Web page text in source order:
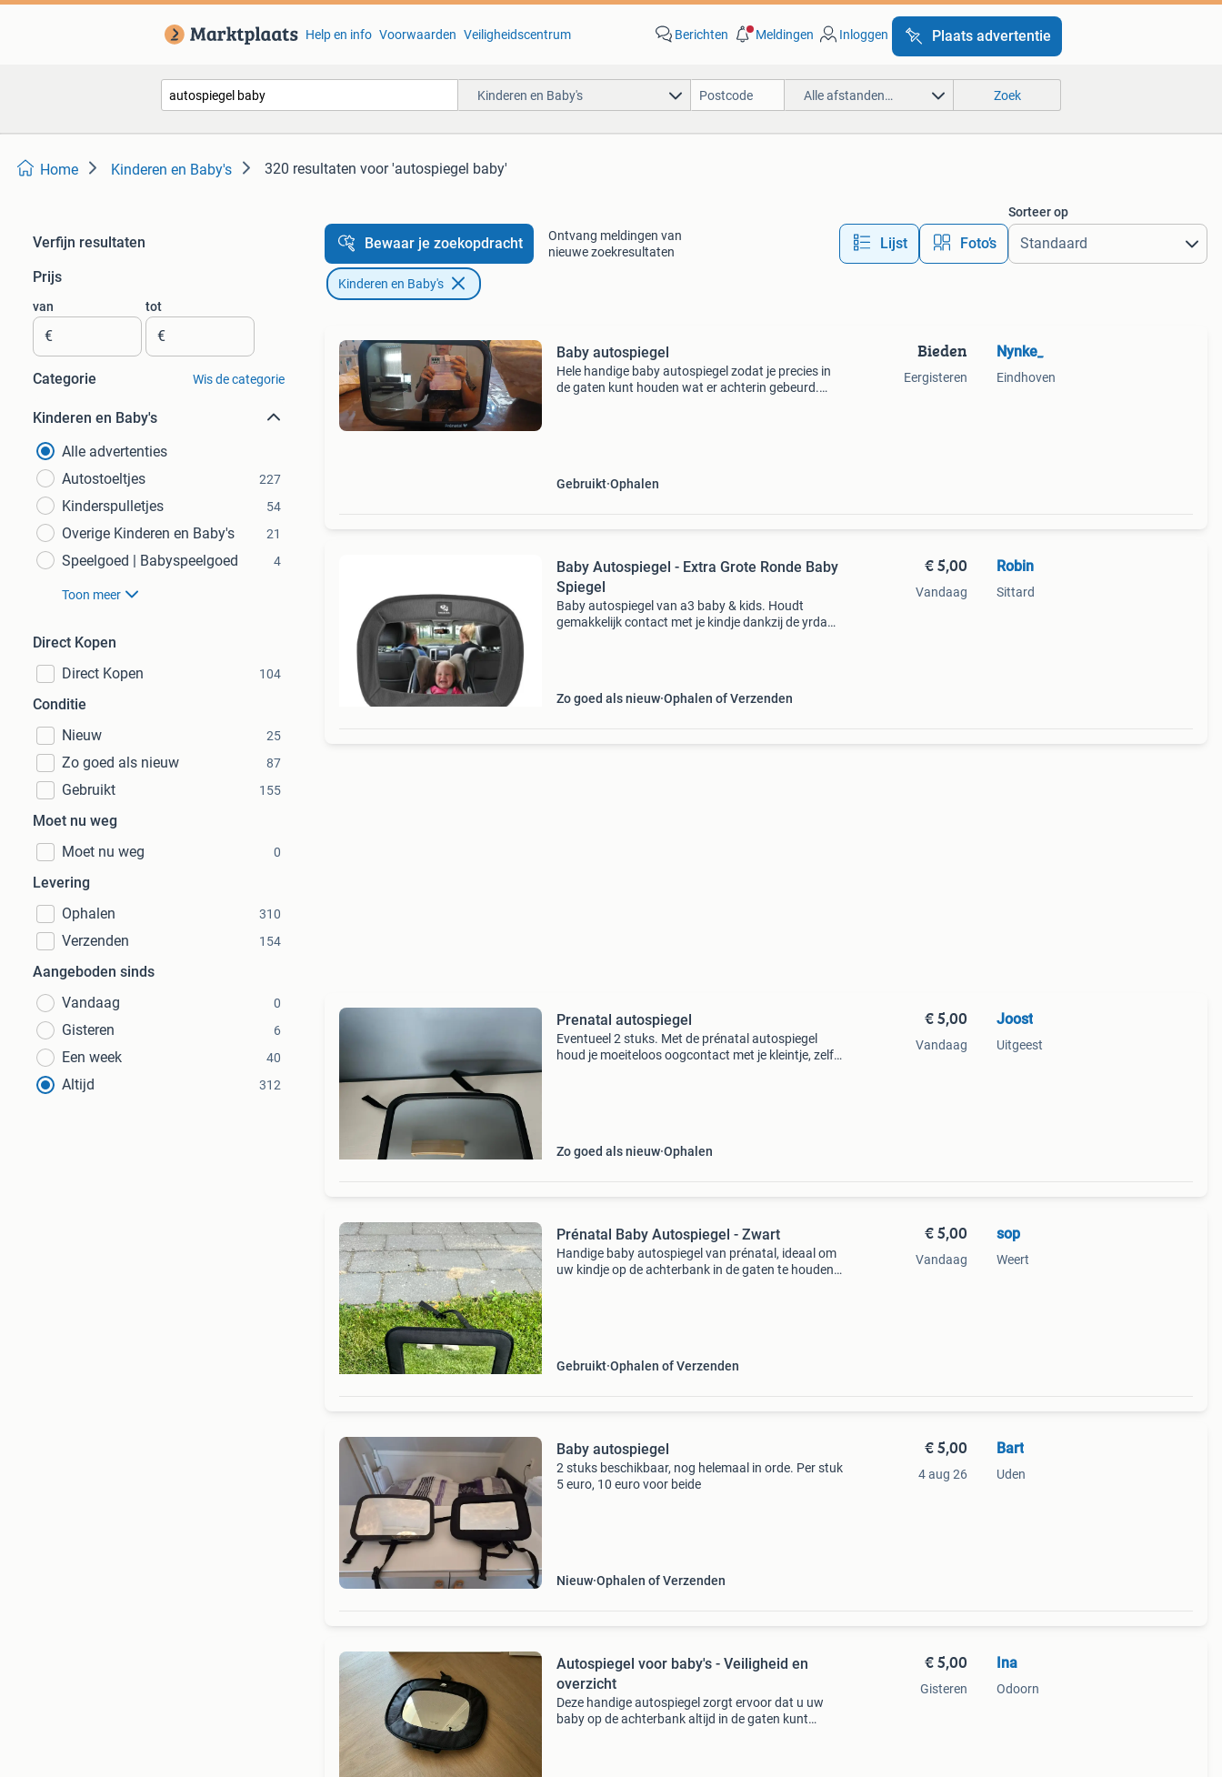
Help en info Voorwaarden Veiligheidscentrum Berichten Meldingen Inloggen Plaats advertentie
Kinderen en Baby's Alle afstanden… Zoek
Home Kinderen en Baby's 320 resultaten voor 'autospiegel baby'
Verfijn resultaten
Prijs
van
€
tot
€
Categorie Wis de categorie
Kinderen en Baby's
Alle advertenties
Autostoeltjes
227
Kinderspulletjes 54
Overige Kinderen en Baby's 21
Speelgoed | Babyspeelgoed 4
Toon meer
Direct Kopen
Direct Kopen
104
Conditie
Nieuw
25
Zo goed als nieuw 87
Gebruikt 155
Moet nu weg
Moet nu weg
0
Levering
Ophalen
310
Verzenden 154
Aangeboden sinds
Vandaag
0
Gisteren 6
Een week 40
Altijd 312
Bewaar je zoekopdracht
Ontvang meldingen van
nieuwe zoekresultaten
Lijst Foto’s
Sorteer op
Kinderen en Baby's
Baby autospiegel
Hele handige baby autospiegel zodat je precies in
de gaten kunt houden wat er achterin gebeurd.
Gebruikt Ophalen
Bieden
Eergisteren
Nynke_
Eindhoven
Baby Autospiegel - Extra Grote Ronde Baby
Spiegel
Baby autospiegel van a3 baby & kids. Houdt
gemakkelijk contact met je kindje dankzij de yrda
Zo goed als nieuw Ophalen of Verzenden
€ 5,00
Vandaag
Robin
Sittard
Prenatal autospiegel
Eventueel 2 stuks. Met de prénatal autospiegel
houd je moeiteloos oogcontact met je kleintje, zelfs
Zo goed als nieuw Ophalen
€ 5,00
Vandaag
Joost
Uitgeest
Prénatal Baby Autospiegel - Zwart
Handige baby autospiegel van prénatal, ideaal om
uw kindje op de achterbank in de gaten te houden.
Gebruikt Ophalen of Verzenden
€ 5,00
Vandaag
sop
Weert
Baby autospiegel
2 stuks beschikbaar, nog helemaal in orde. Per stuk
5 euro, 10 euro voor beide
Nieuw Ophalen of Verzenden
€ 5,00
4 aug 26
Bart
Uden
Autospiegel voor baby's - Veiligheid en
overzicht
Deze handige autospiegel zorgt ervoor dat u uw
baby op de achterbank altijd in de gaten kunt
€ 5,00
Gisteren
Ina
Odoorn